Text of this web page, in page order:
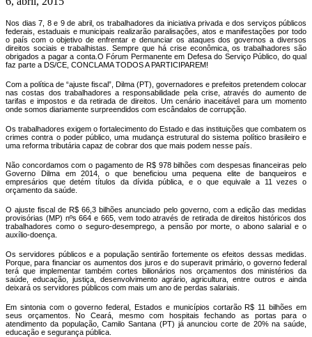
Nos dias 7, 8 e 9 de abril, os trabalhadores da iniciativa privada e dos serviços públicos
federais, estaduais e municipais realizarão paralisações, atos e manifestações por todo
o país com o objetivo de enfrentar e denunciar os ataques dos governos a diversos
direitos sociais e trabalhistas. Sempre que há crise econômica, os trabalhadores são
obrigados a pagar a conta.O Fórum Permanente em Defesa do Serviço Público, do qual
faz parte a DS/CE, CONCLAMA TODOS A PARTICIPAREM!
Com a política de “ajuste fiscal”, Dilma (PT), governadores e prefeitos pretendem colocar
nas costas dos trabalhadores a responsabilidade pela crise, através do aumento de
tarifas e impostos e da retirada de direitos. Um cenário inaceitável para um momento
onde somos diariamente surpreendidos com escândalos de corrupção.
Os trabalhadores exigem o fortalecimento do Estado e das instituições que combatem os
crimes contra o poder público, uma mudança estrutural do sistema político brasileiro e
uma reforma tributária capaz de cobrar dos que mais podem nesse país.
Não concordamos com o pagamento de R$ 978 bilhões com despesas financeiras pelo
Governo Dilma em 2014, o que beneficiou uma pequena elite de banqueiros e
empresários que detém títulos da dívida pública, e o que equivale a 11 vezes o
orçamento da saúde.
O ajuste fiscal de R$ 66,3 bilhões anunciado pelo governo, com a edição das medidas
provisórias (MP) nºs 664 e 665, vem todo através de retirada de direitos históricos dos
trabalhadores como o seguro-desemprego, a pensão por morte, o abono salarial e o
auxílio-doença.
Os servidores públicos e a população sentirão fortemente os efeitos dessas medidas.
Porque, para financiar os aumentos dos juros e do superavit primário, o governo federal
terá que implementar também cortes bilionários nos orçamentos dos ministérios da
saúde, educação, justiça, desenvolvimento agrário, agricultura, entre outros e ainda
deixará os servidores públicos com mais um ano de perdas salariais.
Em sintonia com o governo federal, Estados e municípios cortarão R$ 11 bilhões em
seus orçamentos. No Ceará, mesmo com hospitais fechando as portas para o
atendimento da população, Camilo Santana (PT) já anunciou corte de 20% na saúde,
educação e segurança pública.